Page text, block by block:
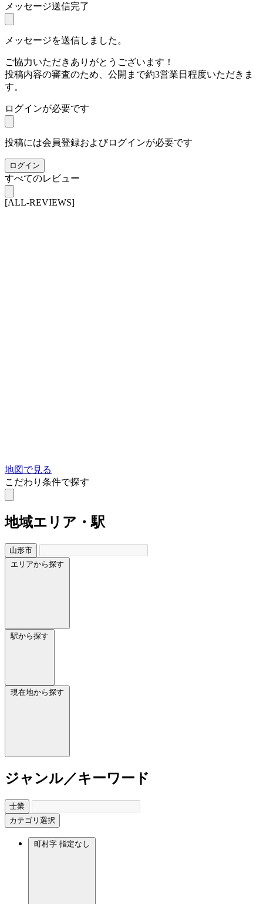
メッセージ送信完了
メッセージを送信しました。
ご協力いただきありがとうございます！
投稿内容の審査のため、公開まで約3営業日程度いただきま
す。
ログインが必要です
投稿には会員登録およびログインが必要です
ログイン
すべてのレビュー
[ALL-REVIEWS]
地図で見る
こだわり条件で探す
地域エリア・駅
山形市
エリアから探す
駅から探す
現在地から探す
ジャンル／キーワード
士業
カテゴリ選択
町村字 指定なし